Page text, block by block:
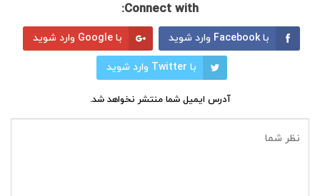
Connect with:
با Facebook وارد شوید با Google وارد شوید
با Twitter وارد شوید
آدرس ایمیل شما منتشر نخواهد شد.